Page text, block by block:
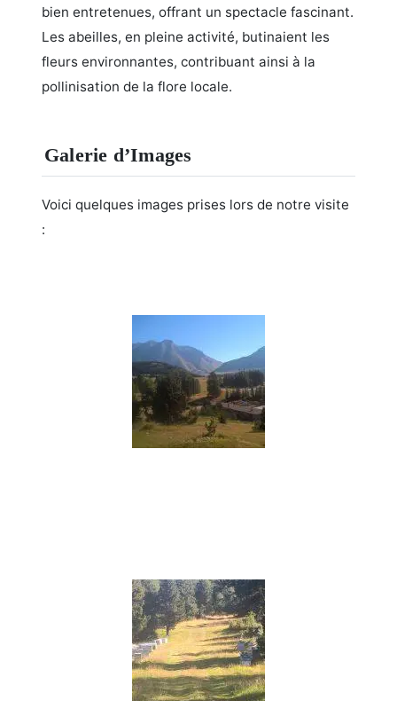
bien entretenues, offrant un spectacle fascinant.
Les abeilles, en pleine activité, butinaient les
fleurs environnantes, contribuant ainsi à la
pollinisation de la flore locale.
Galerie d’Images
Voici quelques images prises lors de notre visite
: